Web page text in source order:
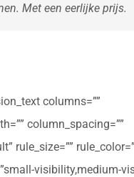
Met een eerlijke prijs.
columns=””
column_spacing=””
rule_size=””
visibility,medium-